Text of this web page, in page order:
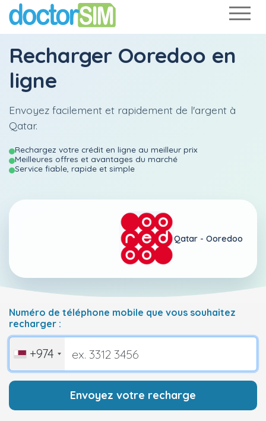
Recharger Ooredoo en
ligne
Envoyez facilement et rapidement de l'argent à
Qatar.
Rechargez votre crédit en ligne au meilleur prix
Meilleures offres et avantages du marché
Service fiable, rapide et simple
Qatar - Ooredoo
Numéro de téléphone mobile que vous souhaitez
recharger :
+974
Envoyez votre recharge